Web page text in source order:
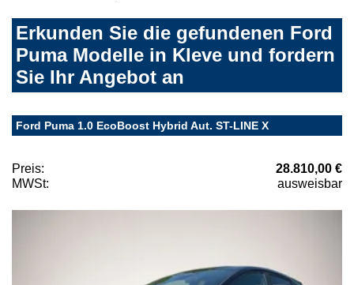
Erkunden Sie die gefundenen Ford
Puma Modelle in Kleve und fordern
Sie Ihr Angebot an
Ford Puma 1.0 EcoBoost Hybrid Aut. ST-LINE X
Preis:
28.810,00 €
MWSt:
ausweisbar